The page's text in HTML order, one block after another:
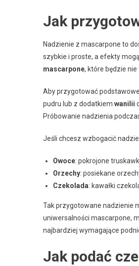
Jak
Nadzienie z mascarpone to
szybkie i proste, a efekty
mascarpone, które będzie
Aby przygotować
pudru lub z dodatkiem wanilii
Próbowanie nadzienia
Jeśli chcesz wzbogacić
Owoce: pokrojone
Orzechy: posiekane
Czekolada: kawałki
Tak przygotowane nadzienie
uniwersalności mascarpone,
najbardziej wymagające
Jak podać